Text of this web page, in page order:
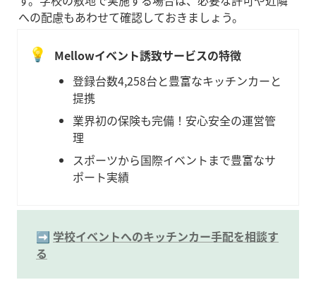
への配慮もあわせて確認しておきましょう。
💡
Mellowイベント誘致サービスの特徴
登録台数4,258台と豊富なキッチンカーと
提携
業界初の保険も完備！安心安全の運営管
理
スポーツから国際イベントまで豊富なサ
ポート実績
➡️ 学校イベントへのキッチンカー手配を相談す
る